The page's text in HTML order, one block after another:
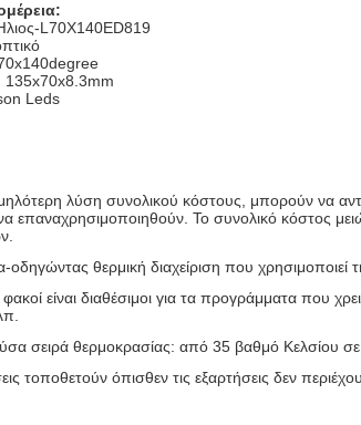
L70X140ED819
135x70x8.3mm
Leds
λύση συνολικού κόστους, μπορούν να
επαναχρησιμοποιηθούν. Το συνολικό κόστος
οδηγώντας θερμική διαχείριση που χρησιμοποιεί
φακοί είναι διαθέσιμοι για τα προγράμματα που
σειρά θερμοκρασίας: από 35 βαθμό Κελσίου
τοποθετούν όπισθεν τις εξαρτήσεις δεν